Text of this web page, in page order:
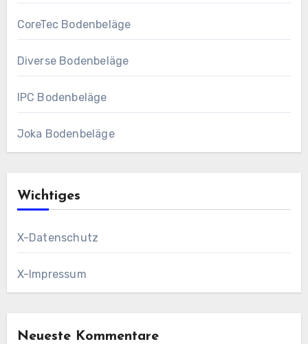
CoreTec Bodenbeläge
Diverse Bodenbeläge
IPC Bodenbeläge
Joka Bodenbeläge
Wichtiges
X-Datenschutz
X-Impressum
Neueste Kommentare